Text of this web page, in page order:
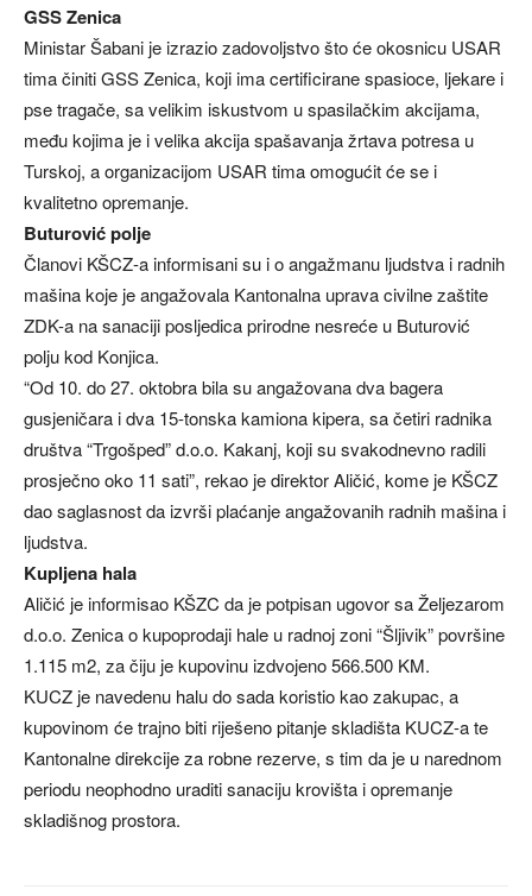
GSS Zenica
Ministar Šabani je izrazio zadovoljstvo što će okosnicu USAR
tima činiti GSS Zenica, koji ima certificirane spasioce, ljekare i
pse tragače, sa velikim iskustvom u spasilačkim akcijama,
među kojima je i velika akcija spašavanja žrtava potresa u
Turskoj, a organizacijom USAR tima omogućit će se i
kvalitetno opremanje.
Buturović polje
Članovi KŠCZ-a informisani su i o angažmanu ljudstva i radnih
mašina koje je angažovala Kantonalna uprava civilne zaštite
ZDK-a na sanaciji posljedica prirodne nesreće u Buturović
polju kod Konjica.
“Od 10. do 27. oktobra bila su angažovana dva bagera
gusjeničara i dva 15-tonska kamiona kipera, sa četiri radnika
društva “Trgošped” d.o.o. Kakanj, koji su svakodnevno radili
prosječno oko 11 sati”, rekao je direktor Aličić, kome je KŠCZ
dao saglasnost da izvrši plaćanje angažovanih radnih mašina i
ljudstva.
Kupljena hala
Aličić je informisao KŠZC da je potpisan ugovor sa Željezarom
d.o.o. Zenica o kupoprodaji hale u radnoj zoni “Šljivik” površine
1.115 m2, za čiju je kupovinu izdvojeno 566.500 KM.
KUCZ je navedenu halu do sada koristio kao zakupac, a
kupovinom će trajno biti riješeno pitanje skladišta KUCZ-a te
Kantonalne direkcije za robne rezerve, s tim da je u narednom
periodu neophodno uraditi sanaciju krovišta i opremanje
skladišnog prostora.